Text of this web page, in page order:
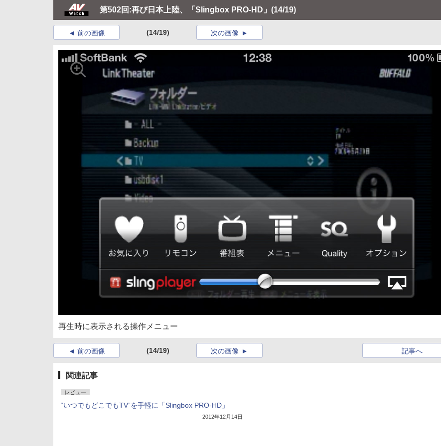
第502回:再び日本上陸、「Slingbox PRO-HD」 (14/19)
前の画像 (14/19) 次の画像
再生時に表示される操作メニュー
前の画像 (14/19) 記事へ
次の画像
関連記事
レビュー
“いつでもどこでもTV”を手軽に「Slingbox PRO-HD」
2012年12月14日